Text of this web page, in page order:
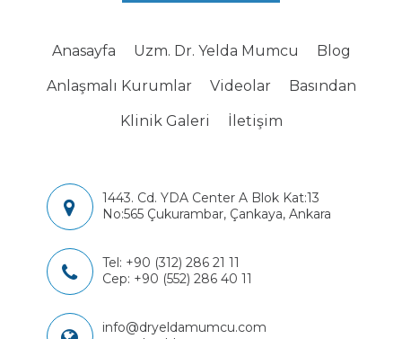
Anasayfa Uzm. Dr. Yelda Mumcu Blog
Anlaşmalı Kurumlar Videolar Basından
Klinik Galeri İletişim
1443. Cd. YDA Center A Blok Kat:13
No:565 Çukurambar, Çankaya, Ankara
Tel: +90 (312) 286 21 11
Cep: +90 (552) 286 40 11
info@dryeldamumcu.com